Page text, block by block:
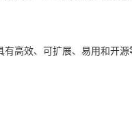
高效、可扩展、易用和开